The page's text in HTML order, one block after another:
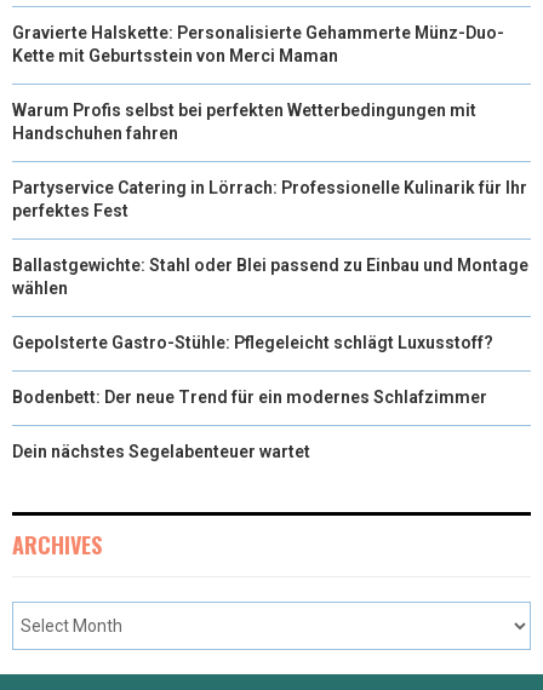
Gravierte Halskette: Personalisierte Gehammerte Münz-Duo-
Kette mit Geburtsstein von Merci Maman
Warum Profis selbst bei perfekten Wetterbedingungen mit
Handschuhen fahren
Partyservice Catering in Lörrach: Professionelle Kulinarik für Ihr
perfektes Fest
Ballastgewichte: Stahl oder Blei passend zu Einbau und Montage
wählen
Gepolsterte Gastro-Stühle: Pflegeleicht schlägt Luxusstoff?
Bodenbett: Der neue Trend für ein modernes Schlafzimmer
Dein nächstes Segelabenteuer wartet
ARCHIVES